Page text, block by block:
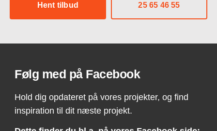
Hent tilbud 25 65 46 55
Følg med på Facebook
Hold dig opdateret på vores projekter, og find
inspiration til dit næste projekt.